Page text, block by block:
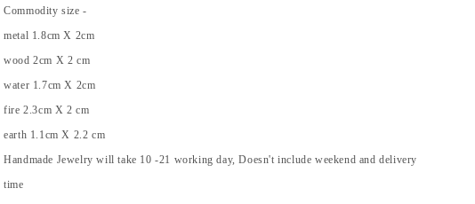
Commodity size -
metal 1.8cm X 2cm
wood 2cm X 2 cm
water 1.7cm X 2cm
fire 2.3cm X 2 cm
earth 1.1cm X 2.2 cm
Handmade Jewelry will take 10 -21 working day, Doesn't include weekend and delivery
time